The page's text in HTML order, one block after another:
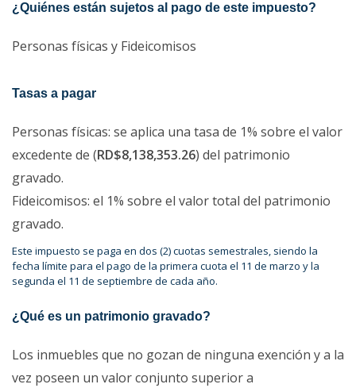
¿Quiénes están sujetos al pago de este impuesto?
Personas físicas y Fideicomisos
Tasas a pagar
Personas físicas: se aplica una tasa de 1% sobre el valor
excedente de (RD$8,138,353.26) del patrimonio
gravado.
Fideicomisos: el 1% sobre el valor total del patrimonio
gravado.​
Este impuesto se paga en dos (2) cuotas semestrales, siendo la
fecha límite para el pago de la primera cuota el 11 de marzo y la
segunda el 11 de septiembre de cada año.​
¿Qué es un patrimonio gravado?
Los inmuebles que no gozan de ninguna exención y a la
vez poseen un valor conjunto superior a